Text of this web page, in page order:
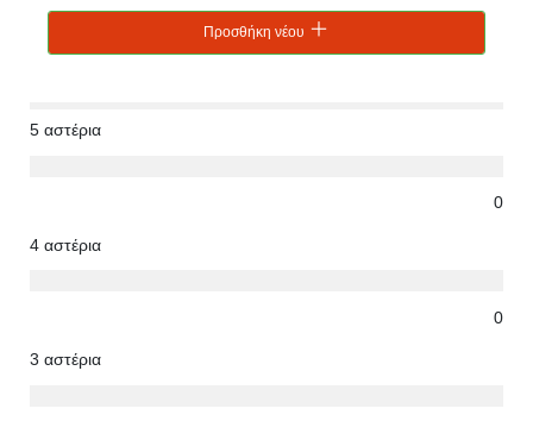
Προσθήκη νέου
5 αστέρια
0
4 αστέρια
0
3 αστέρια